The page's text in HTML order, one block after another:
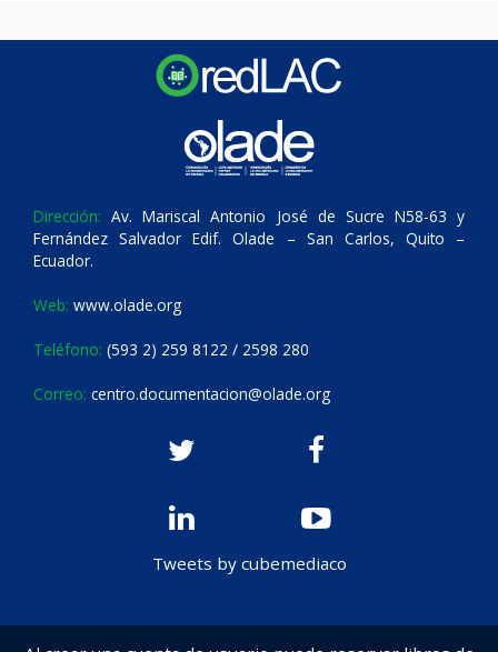
Dirección: Av. Mariscal Antonio José de Sucre N58-63 y
Fernández Salvador Edif. Olade – San Carlos, Quito –
Ecuador.
Web: www.olade.org
Teléfono: (593 2) 259 8122 / 2598 280
Correo: centro.documentacion@olade.org
Tweets by cubemediaco